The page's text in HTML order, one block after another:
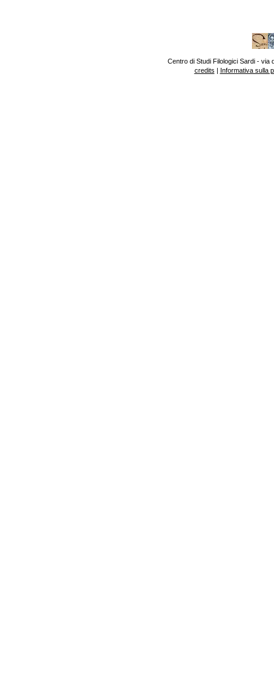
Centro di Studi Filologici Sardi - via
credits | Informativa sulla